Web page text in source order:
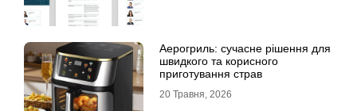
Аерогриль: сучасне рішення для
швидкого та корисного
приготування страв
20 Травня, 2026